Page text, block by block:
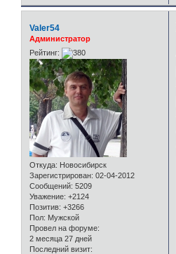
Valer54
Администратор
Рейтинг:
Откуда: Новосибирск
Зарегистрирован: 02-04-2012
Сообщений: 5209
Уважение: +2124
Позитив: +3266
Пол: Мужской
Провел на форуме:
2 месяца 27 дней
Последний визит: